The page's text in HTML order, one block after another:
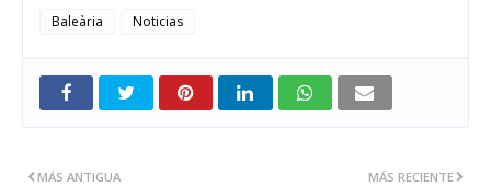
Baleària Noticias
MÁS RECIENTE
MÁS ANTIGUA